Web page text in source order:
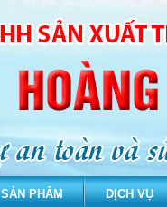
SẢN PHẨM DỊCH VỤ